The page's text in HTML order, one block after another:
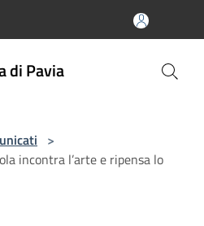
di Pavia
>
incontra l’arte e ripensa lo